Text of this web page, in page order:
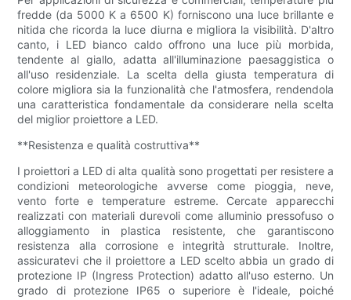
fredde (da 5000 K a 6500 K) forniscono una luce brillante e
nitida che ricorda la luce diurna e migliora la visibilità. D'altro
canto, i LED bianco caldo offrono una luce più morbida,
tendente al giallo, adatta all'illuminazione paesaggistica o
all'uso residenziale. La scelta della giusta temperatura di
colore migliora sia la funzionalità che l'atmosfera, rendendola
una caratteristica fondamentale da considerare nella scelta
del miglior proiettore a LED.
**Resistenza e qualità costruttiva**
I proiettori a LED di alta qualità sono progettati per resistere a
condizioni meteorologiche avverse come pioggia, neve,
vento forte e temperature estreme. Cercate apparecchi
realizzati con materiali durevoli come alluminio pressofuso o
alloggiamento in plastica resistente, che garantiscono
resistenza alla corrosione e integrità strutturale. Inoltre,
assicuratevi che il proiettore a LED scelto abbia un grado di
protezione IP (Ingress Protection) adatto all'uso esterno. Un
grado di protezione IP65 o superiore è l'ideale, poiché